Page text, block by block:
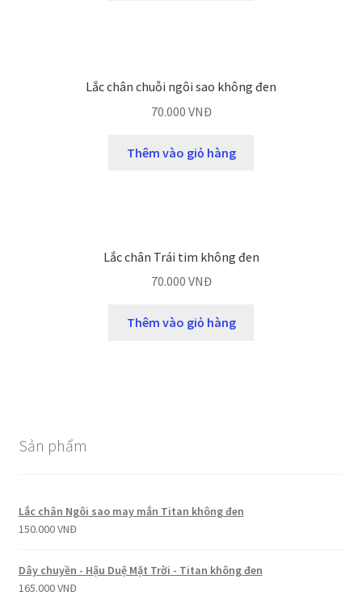
Lắc chân chuỗi ngôi sao không đen
70.000 VNĐ
Thêm vào giỏ hàng
Lắc chân Trái tim không đen
70.000 VNĐ
Thêm vào giỏ hàng
Sản phẩm
Lắc chân Ngôi sao may mắn Titan không đen
150.000VNĐ
Dây chuyền - Hậu Duệ Mặt Trời - Titan không đen
165.000VNĐ